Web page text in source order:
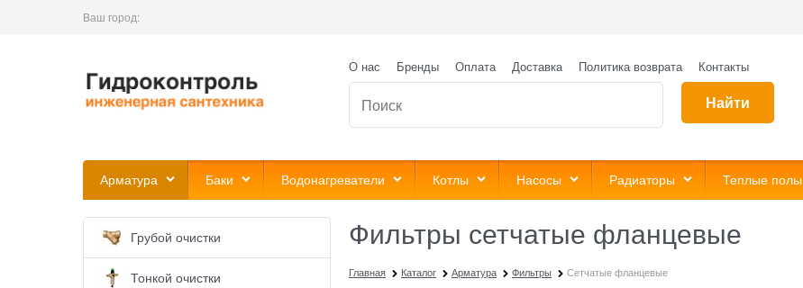
Ваш город:
О нас Бренды Оплата Доставка Политика возврата Контакты
Найти
Арматура Баки Водонагреватели Котлы Насосы Радиаторы Теплые полы
Грубой очистки
Тонкой очистки
Фильтры сетчатые фланцевые
Главная Каталог Арматура Фильтры Сетчатые фланцевые